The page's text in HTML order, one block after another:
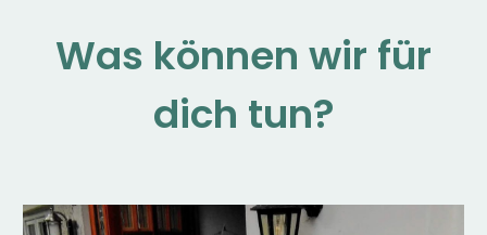
Was können wir für
dich tun?